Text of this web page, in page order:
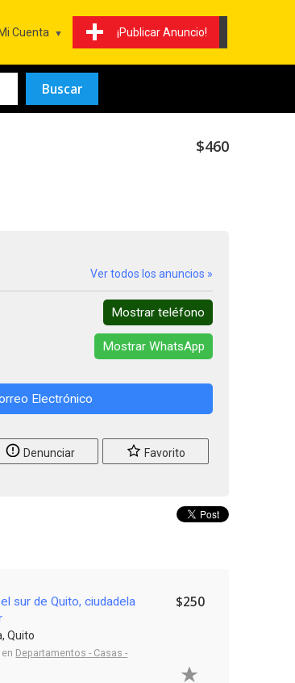
¡Publicar Anuncio!
Mi Cuenta
$460
Ver todos los anuncios »
Mostrar teléfono
Mostrar WhatsApp
Electrónico
Denunciar Favorito
sur de Quito, ciudadela
Quito
Departamentos - Casas -
$250